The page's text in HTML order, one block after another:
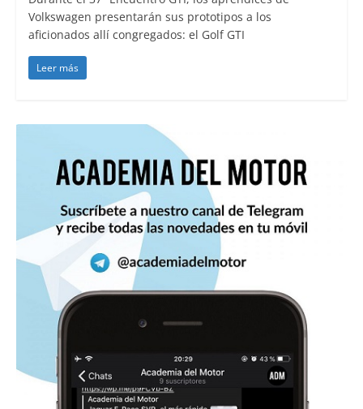
Volkswagen presentarán sus prototipos a los
aficionados allí congregados: el Golf GTI
Leer más